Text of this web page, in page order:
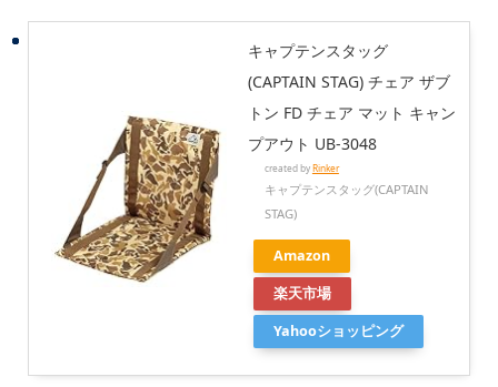
キャプテンスタッグ
(CAPTAIN STAG) チェア ザブ
トン FD チェア マット キャン
プアウト UB-3048
created byRinker
キャプテンスタッグ(CAPTAIN
STAG)
Amazon
楽天市場
Yahooショッピング